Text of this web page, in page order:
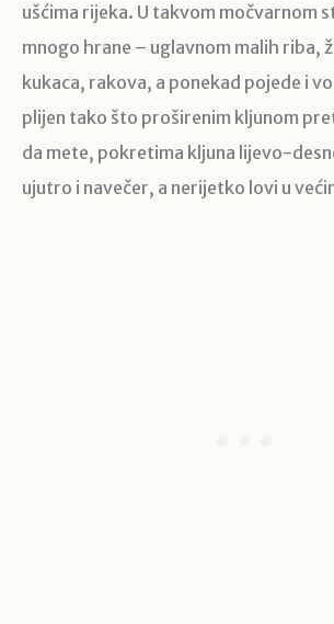
ušćima rijeka. U takvom močvarnom
mnogo hrane – uglavnom malih riba,
kukaca, rakova, a ponekad pojede i
plijen tako što proširenim kljunom
da mete, pokretima kljuna lijevo-
ujutro i navečer, a nerijetko lovi u